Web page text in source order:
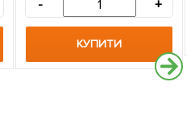
- +
КУПИТИ